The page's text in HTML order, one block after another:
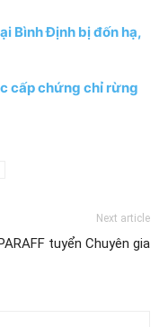
Bình Định bị đốn hạ,
cấp chứng chỉ rừng
Next article
tuyển Chuyên gia